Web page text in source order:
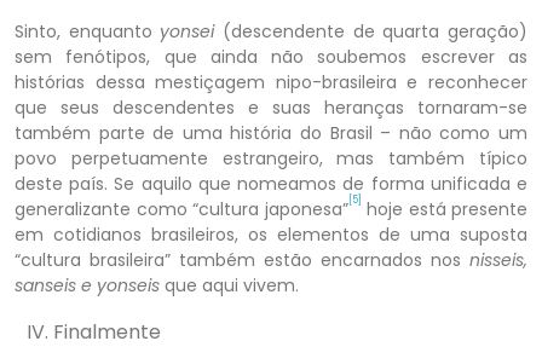
Sinto, enquanto yonsei(descendente de quarta geração)
sem fenótipos, que ainda não soubemos escrever as
histórias dessa mestiçagem nipo-brasileira e reconhecer
que seus descendentes e suas heranças tornaram-se
também parte de uma história do Brasil – não como um
povo perpetuamente estrangeiro, mas também típico
deste país. Se aquilo que nomeamos de forma unificada e
generalizante como “cultura japonesa”[5]
hoje está presente
em cotidianos brasileiros, os elementos de uma suposta
“cultura brasileira” também estão encarnados nos nisseis,
sanseis e yonseis que aqui vivem.
Finalmente